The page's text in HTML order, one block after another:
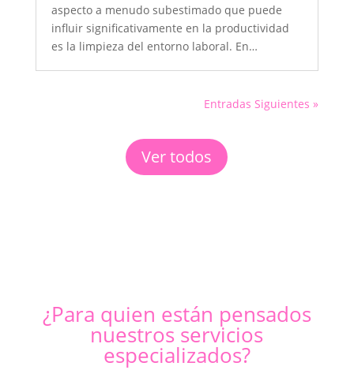
aspecto a menudo subestimado que puede
influir significativamente en la productividad
es la limpieza del entorno laboral. En…
Entradas Siguientes »
Ver todos
¿Para quien están pensados
nuestros servicios
especializados?